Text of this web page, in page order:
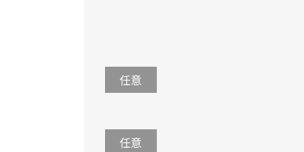
任意
任意